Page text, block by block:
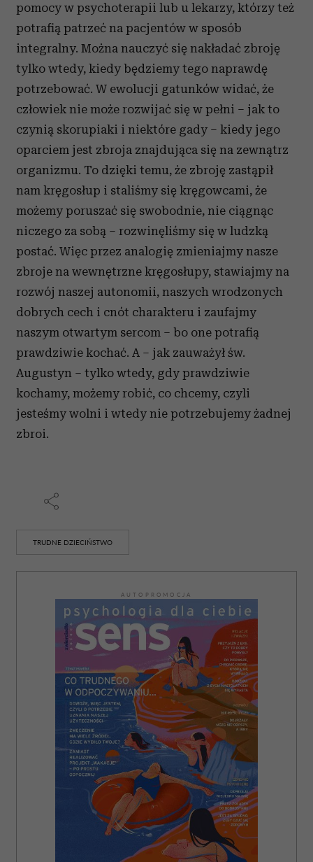
pomocy w psychoterapii lub u lekarzy, którzy też
potrafią patrzeć na pacjentów w sposób
integralny. Można nauczyć się nakładać zbroję
tylko wtedy, kiedy będziemy tego naprawdę
potrzebować. W ewolucji gatunków widać, że
człowiek nie może rozwijać się w pełni – jak to
czynią skorupiaki i niektóre gady – kiedy jego
oparciem jest zbroja znajdująca się na zewnątrz
organizmu. To dzięki temu, że zbroję zastąpił
nam kręgosłup i staliśmy się kręgowcami, że
możemy poruszać się swobodnie, nie ciągnąc
niczego za sobą – rozwinęliśmy się w ludzką
postać. Więc przez analogię zmieniajmy nasze
zbroje na wewnętrzne kręgosłupy, stawiajmy na
rozwój naszej autonomii, naszych wrodzonych
dobrych cech i cnót charakteru i zaufajmy
naszym otwartym sercom – bo one potrafią
prawdziwie kochać. A – jak zauważył św.
Augustyn – tylko wtedy, gdy prawdziwie
kochamy, możemy robić, co chcemy, czyli
jesteśmy wolni i wtedy nie potrzebujemy żadnej
zbroi.
TRUDNE DZIECIŃSTWO
AUTOPROMOCJA